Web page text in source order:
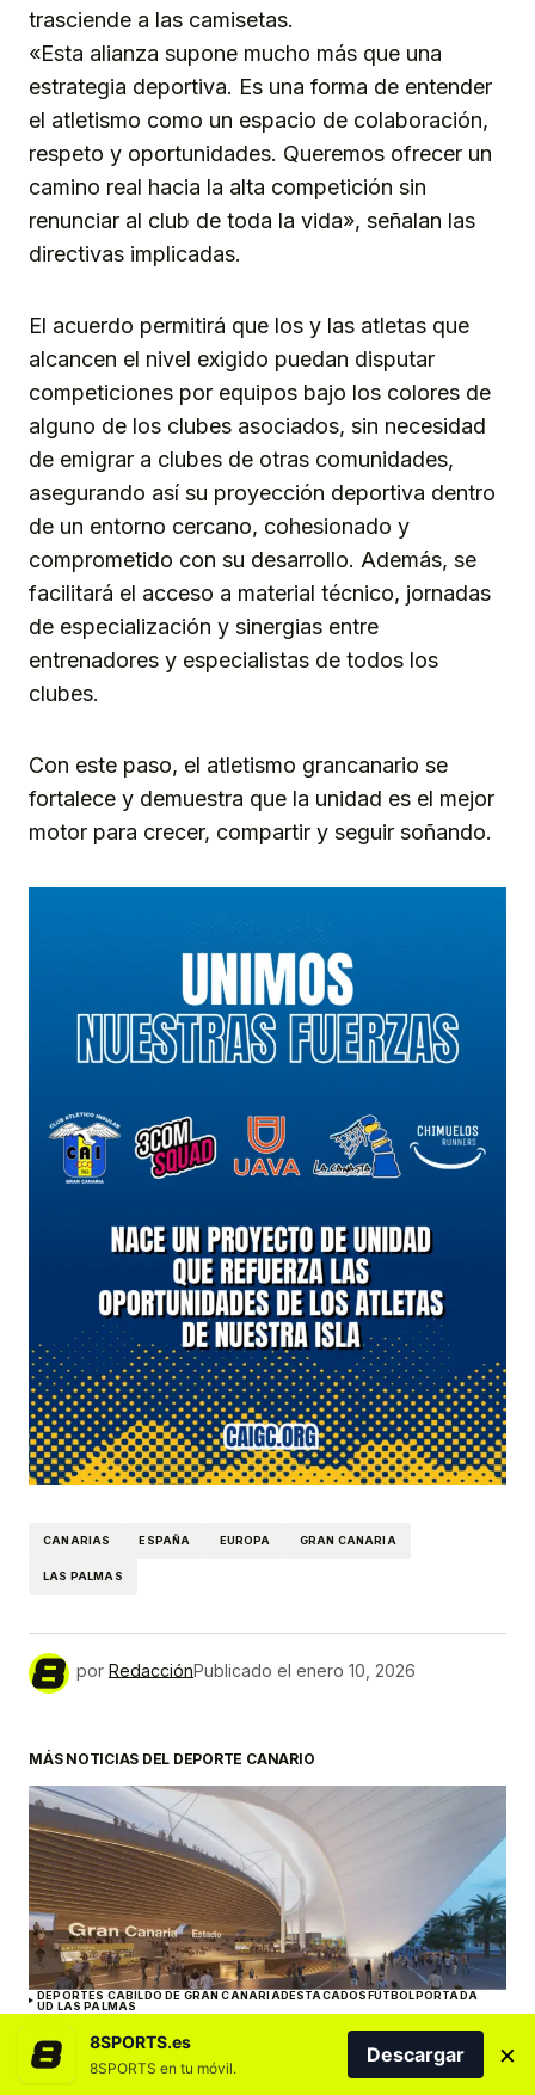
trasciende a las camisetas.
«Esta alianza supone mucho más que una
estrategia deportiva. Es una forma de entender
el atletismo como un espacio de colaboración,
respeto y oportunidades. Queremos ofrecer un
camino real hacia la alta competición sin
renunciar al club de toda la vida», señalan las
directivas implicadas.
El acuerdo permitirá que los y las atletas que
alcancen el nivel exigido puedan disputar
competiciones por equipos bajo los colores de
alguno de los clubes asociados, sin necesidad
de emigrar a clubes de otras comunidades,
asegurando así su proyección deportiva dentro
de un entorno cercano, cohesionado y
comprometido con su desarrollo. Además, se
facilitará el acceso a material técnico, jornadas
de especialización y sinergias entre
entrenadores y especialistas de todos los
clubes.
Con este paso, el atletismo grancanario se
fortalece y demuestra que la unidad es el mejor
motor para crecer, compartir y seguir soñando.
CANARIAS ESPAÑA EUROPA GRAN CANARIA
LAS PALMAS
por RedacciónPublicado el enero 10, 2026
MÁS NOTICIAS DEL DEPORTE CANARIO
DEPORTES CABILDO DE GRAN CANARIADESTACADOSFÚTBOLPORTADA
UD LAS PALMAS
El Cabildo vuelve a sacar la licitación de las
obras del Estadio de Gran Canaria por 235
millones de euros
8SPORTS.es
8SPORTS en tu móvil.
Descargar ×